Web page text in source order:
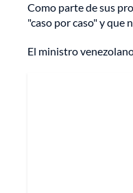
Como parte de sus
"caso por caso" y que
El ministro